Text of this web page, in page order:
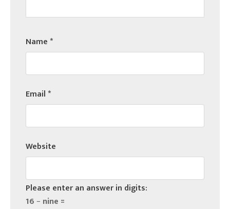
Name*
Email*
Website
Please enter an answer in digits:
16 − nine =